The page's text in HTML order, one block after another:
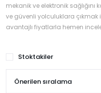
KOMPLE
MOTOR
AKÜ
mekanik ve elektronik
ve güvenli yolculuklara çıkmak
avantajlı fiyatlarla hemen
Stoktakiler